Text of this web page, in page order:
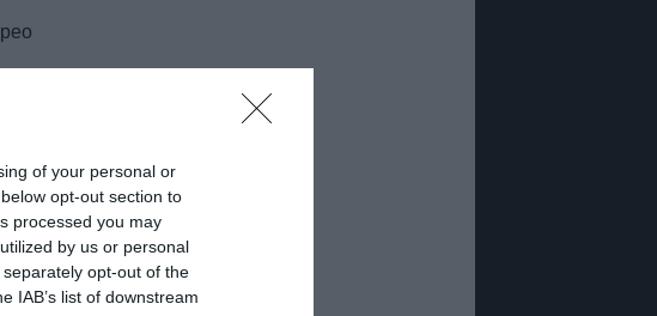
of your personal or
opt-out section to
processed you may
by us or personal
opt-out of the
IAB’s list of downstream